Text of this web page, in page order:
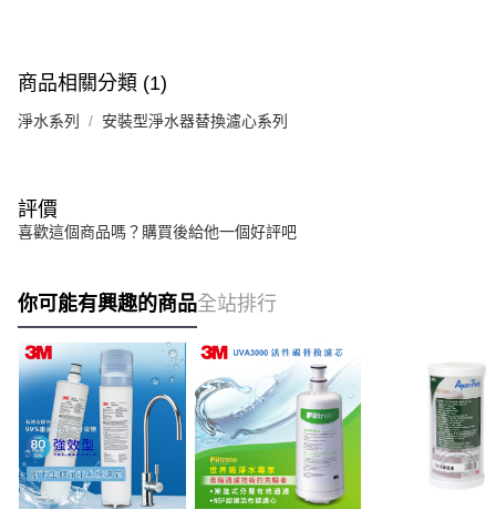
商品相關分類 (1)
淨水系列 安裝型淨水器替換濾心系列
評價
喜歡這個商品嗎？購買後給他一個好評吧
你可能有興趣的商品全站排行